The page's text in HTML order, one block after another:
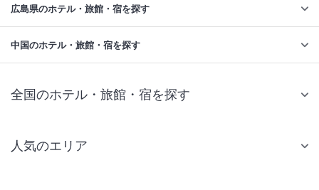
広島県のホテル・旅館・宿を探す
中国のホテル・旅館・宿を探す
全国のホテル・旅館・宿を探す
人気のエリア